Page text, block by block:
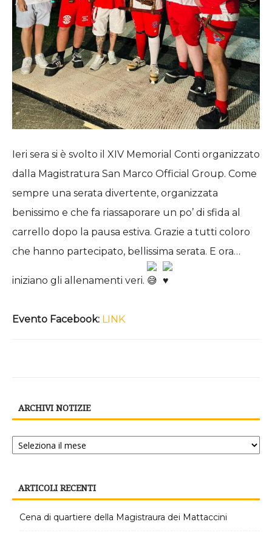
Ieri sera si è svolto il XIV Memorial Conti organizzato
dalla Magistratura San Marco Official Group. Come
sempre una serata divertente, organizzata
benissimo e che fa riassaporare un po’ di sfida al
carrello dopo la pausa estiva. Grazie a tutti coloro
che hanno partecipato, bellissima serata. E ora…
iniziano gli allenamenti veri.
Evento Facebook: LINK
ARCHIVI NOTIZIE
Archivi
notizie
ARTICOLI RECENTI
Cena di quartiere della Magistraura dei Mattaccini